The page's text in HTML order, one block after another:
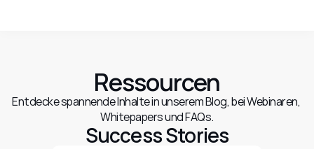
Ressourcen
Entdecke spannende Inhalte in unserem Blog, bei Webinaren,
Whitepapers und FAQs.
Success Stories